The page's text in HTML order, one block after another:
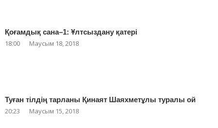
Қоғамдық сана–1: Ұлтсыздану қатері
18:00 Маусым 18, 2018
Туған тілдің тарланы Қинаят Шаяхметұлы туралы ой
20:23 Маусым 15, 2018